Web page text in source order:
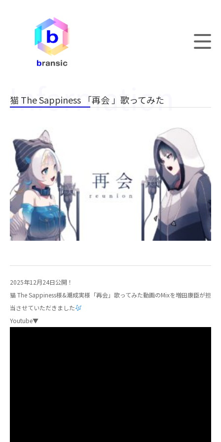
猫 The Sappiness 「再会 」歌ってみた
2025年12月24日公開！
猫 The Sappiness様&潮成実様「再会」歌ってみた動画のMixを増田康臣が担
当させていただきました
Youtube▼